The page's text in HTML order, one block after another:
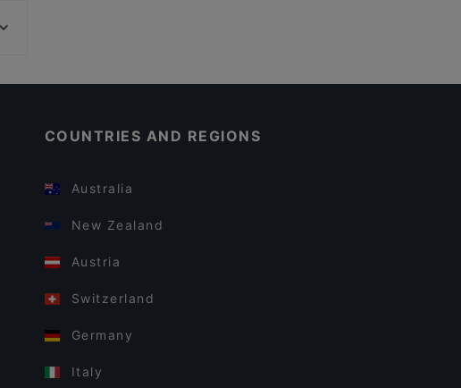
COUNTRIES AND REGIONS
Australia
New Zealand
Austria
Switzerland
Germany
Italy